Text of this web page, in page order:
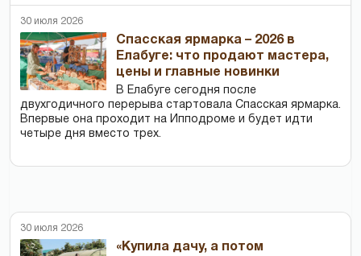
30 июля 2026
Спасская ярмарка – 2026 в
Елабуге: что продают мастера,
цены и главные новинки
В Елабуге сегодня после
двухгодичного перерыва стартовала Спасская ярмарка.
Впервые она проходит на Ипподроме и будет идти
четыре дня вместо трех.
30 июля 2026
«Купила дачу, а потом